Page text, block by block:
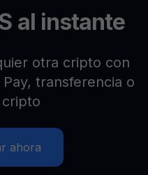
al instante
otra cripto con
transferencia o
ahora